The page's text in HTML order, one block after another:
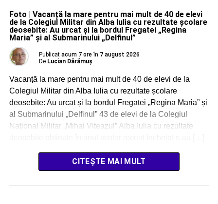
Foto | Vacanță la mare pentru mai mult de 40 de elevi
de la Colegiul Militar din Alba Iulia cu rezultate școlare
deosebite: Au urcat și la bordul Fregatei „Regina
Maria” și al Submarinului „Delfinul”
Publicat acum 7 ore în 7 august 2026
De Lucian Dărămuș
Vacanță la mare pentru mai mult de 40 de elevi de la
Colegiul Militar din Alba Iulia cu rezultate școlare
deosebite: Au urcat și la bordul Fregatei „Regina Maria” și
al Submarinului „Delfinul” 43 de elevi de la Colegiul
Național Militar „Mihai Viteazul” Alba Iulia cu rezultate
CITEȘTE MAI MULT